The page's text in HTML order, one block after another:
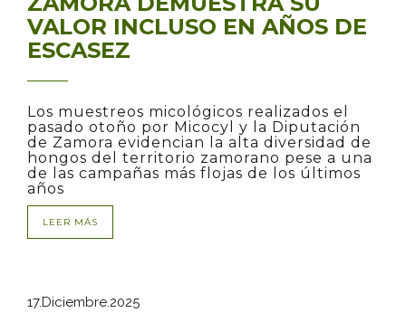
VALOR INCLUSO EN AÑOS DE
ESCASEZ
Los muestreos micológicos realizados el
pasado otoño por Micocyl y la Diputación
de Zamora evidencian la alta diversidad de
hongos del territorio zamorano pese a una
de las campañas más flojas de los últimos
años
LEER MÁS
17.Diciembre.2025